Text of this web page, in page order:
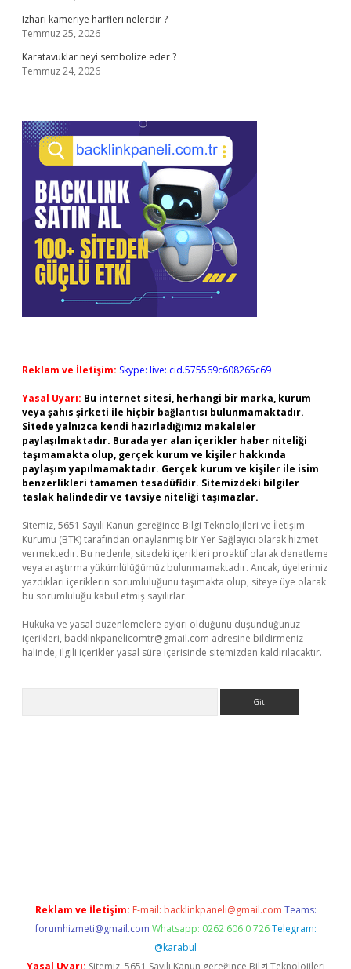
Izharı kameriye harfleri nelerdir ?
Temmuz 25, 2026
Karatavuklar neyi sembolize eder ?
Temmuz 24, 2026
Reklam ve İletişim: Skype: live:.cid.575569c608265c69
Yasal Uyarı: Bu internet sitesi, herhangi bir marka, kurum
veya şahıs şirketi ile hiçbir bağlantısı bulunmamaktadır.
Sitede yalnızca kendi hazırladığımız makaleler
paylaşılmaktadır. Burada yer alan içerikler haber niteliği
taşımamakta olup, gerçek kurum ve kişiler hakkında
paylaşım yapılmamaktadır. Gerçek kurum ve kişiler ile isim
benzerlikleri tamamen tesadüfidir. Sitemizdeki bilgiler
taslak halindedir ve tavsiye niteliği taşımazlar.
Sitemiz, 5651 Sayılı Kanun gereğince Bilgi Teknolojileri ve İletişim
Kurumu (BTK) tarafından onaylanmış bir Yer Sağlayıcı olarak hizmet
vermektedir. Bu nedenle, sitedeki içerikleri proaktif olarak denetleme
veya araştırma yükümlülüğümüz bulunmamaktadır. Ancak, üyelerimiz
yazdıkları içeriklerin sorumluluğunu taşımakta olup, siteye üye olarak
bu sorumluluğu kabul etmiş sayılırlar.
Hukuka ve yasal düzenlemelere aykırı olduğunu düşündüğünüz
içerikleri, backlinkpanelicomtr@gmail.com adresine bildirmeniz
halinde, ilgili içerikler yasal süre içerisinde sitemizden kaldırılacaktır.
Reklam ve İletişim: E-mail: backlinkpaneli@gmail.com Teams:
forumhizmeti@gmail.com Whatsapp: 0262 606 0 726 Telegram:
@karabul
Yasal Uyarı: Sitemiz, 5651 Sayılı Kanun gereğince Bilgi Teknolojileri